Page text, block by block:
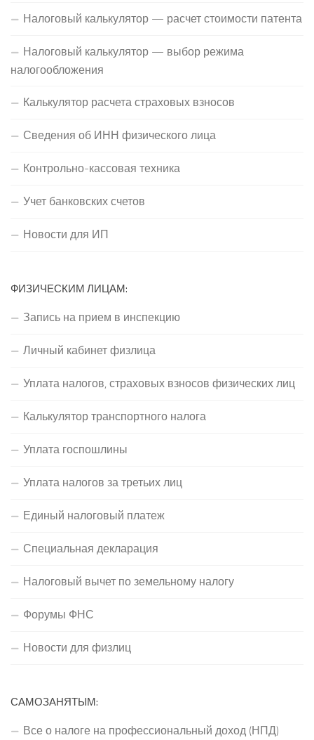
Налоговый калькулятор — расчет стоимости патента
Налоговый калькулятор — выбор режима
налогообложения
Калькулятор расчета страховых взносов
Сведения об ИНН физического лица
Контрольно-кассовая техника
Учет банковских счетов
Новости для ИП
ФИЗИЧЕСКИМ ЛИЦАМ:
Запись на прием в инспекцию
Личный кабинет физлица
Уплата налогов, страховых взносов физических лиц
Калькулятор транспортного налога
Уплата госпошлины
Уплата налогов за третьих лиц
Единый налоговый платеж
Специальная декларация
Налоговый вычет по земельному налогу
Форумы ФНС
Новости для физлиц
САМОЗАНЯТЫМ:
Все о налоге на профессиональный доход (НПД)